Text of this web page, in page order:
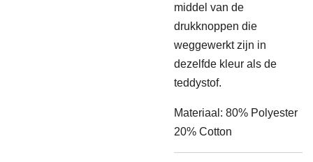
middel van de
drukknoppen die
weggewerkt zijn in
dezelfde kleur als de
teddystof.
Materiaal: 80% Polyester
20% Cotton